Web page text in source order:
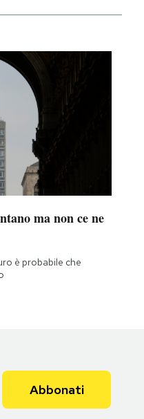
ma non ce ne
è probabile che
Abbonati